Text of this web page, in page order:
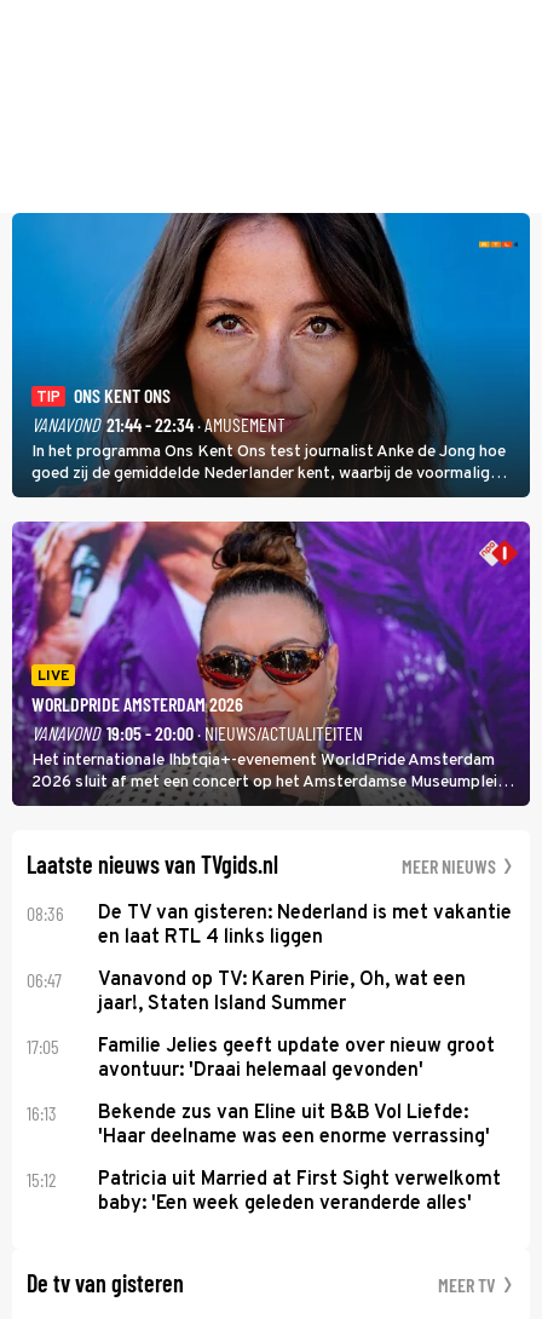
TIP
ONS KENT ONS
VANAVOND 21:44 - 22:34· AMUSEMENT
In het programma Ons Kent Ons test journalist Anke de Jong hoe
goed zij de gemiddelde Nederlander kent, waarbij de voormalig
hoofdredacteur van modebladen Glamour en Elle het samen met
rapper Keizer opneemt tegen Edson da Graça en Marc-Marie
Huijbregts.
LIVE
WORLDPRIDE AMSTERDAM 2026
VANAVOND 19:05 - 20:00· NIEUWS/ACTUALITEITEN
Het internationale lhbtqia+-evenement WorldPride Amsterdam
2026 sluit af met een concert op het Amsterdamse Museumplein.
Anita Doth is een van de optredende artiesten. In de jaren 90
Laatste nieuws van TVgids.nl MEER NIEUWS
08:36
De TV van gisteren: Nederland is met vakantie
en laat RTL 4 links liggen
06:47
Vanavond op TV: Karen Pirie, Oh, wat een
jaar!, Staten Island Summer
17:05
Familie Jelies geeft update over nieuw groot
avontuur: 'Draai helemaal gevonden'
16:13
Bekende zus van Eline uit B&B Vol Liefde:
'Haar deelname was een enorme verrassing'
15:12
Patricia uit Married at First Sight verwelkomt
baby: 'Een week geleden veranderde alles'
De tv van gisteren MEER TV